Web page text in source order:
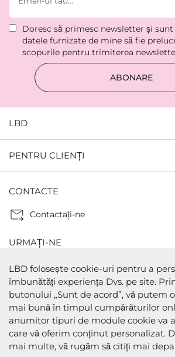
Doresc să primesc newsletter şi
datele furnizate de mine să fie
scopurile pentru trimiterea
ABONARE
LBD
PENTRU CLIENȚI
CONTACTE
Contactaţi-ne
URMAȚI-NE
METODE DE PLATA
METODE DE EXPEDIERE
LBD folosește cookie-uri pentru a
îmbunătăți experiența Dvs. pe site.
butonului „Sunt de acord”, vă putem
mai bună în timpul cumpărăturilor
anumitor tipuri de module cookie va
care vă oferim conținut personalizat.
mai multe, vă rugăm să citiți mai